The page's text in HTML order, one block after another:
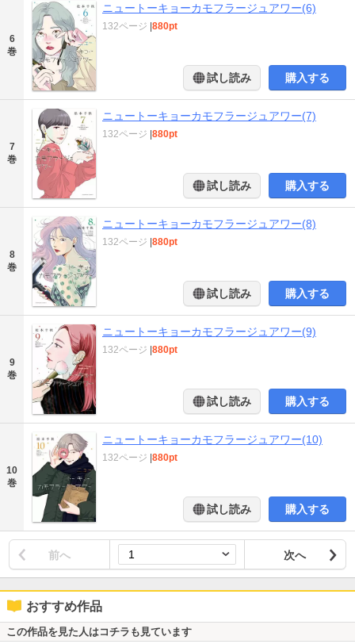
6
巻
ニュートーキョーカモフラージュアワー(6)
132ページ 880pt
試し読み 購入する
7
巻
ニュートーキョーカモフラージュアワー(7)
132ページ 880pt
試し読み 購入する
8
巻
ニュートーキョーカモフラージュアワー(8)
132ページ 880pt
試し読み 購入する
9
巻
ニュートーキョーカモフラージュアワー(9)
132ページ 880pt
試し読み 購入する
10
巻
ニュートーキョーカモフラージュアワー(10)
132ページ 880pt
試し読み 購入する
前へ 次へ
おすすめ作品
この作品を見た人はコチラも見ています